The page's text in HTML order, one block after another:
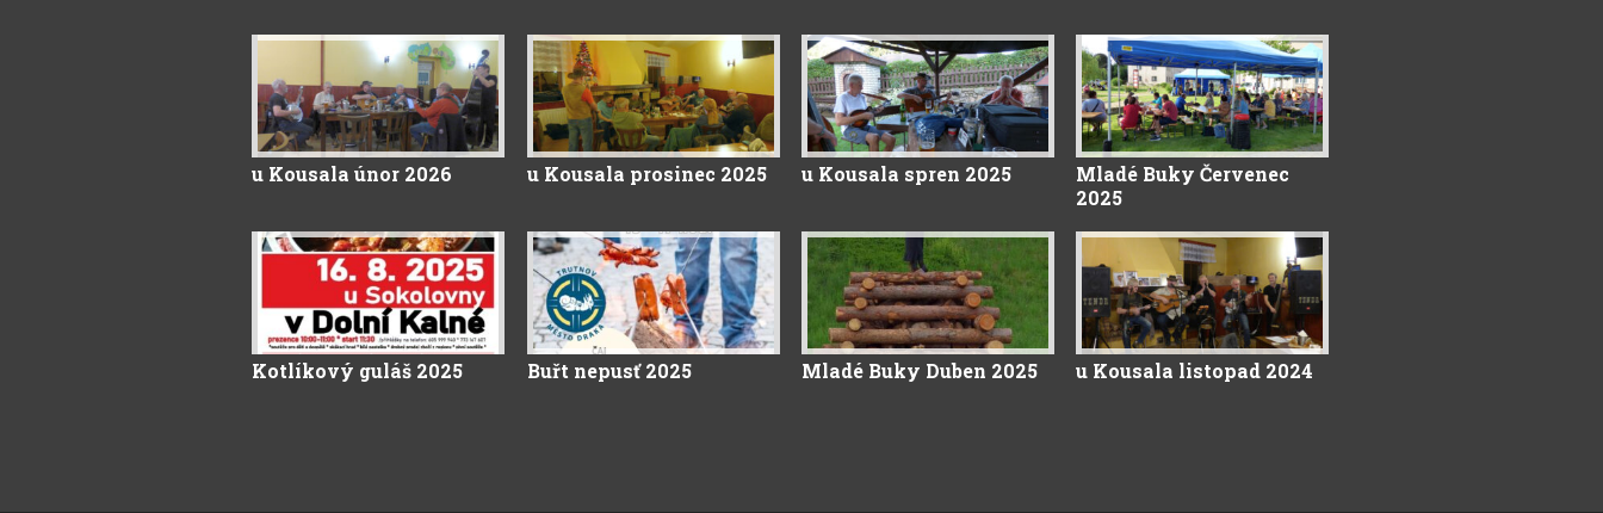
u Kousala únor 2026 u Kousala prosinec 2025 u Kousala spren 2025
Mladé Buky Červenec
2025
Kotlíkový guláš 2025 Buřt nepusť 2025 Mladé Buky Duben 2025 u Kousala listopad 2024